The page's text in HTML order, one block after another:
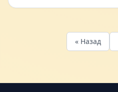
« Назад